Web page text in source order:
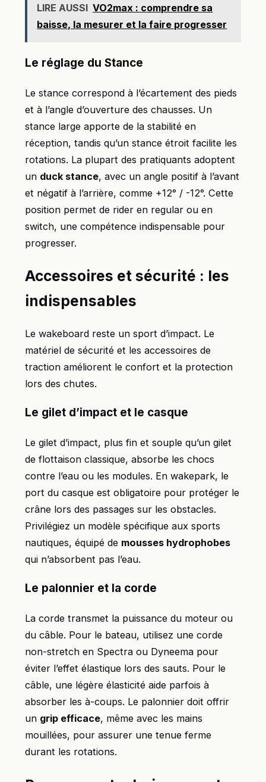
LIRE AUSSI VO2max : comprendre sa
baisse, la mesurer et la faire progresser
Le réglage du Stance
Le stance correspond à l’écartement des pieds
et à l’angle d’ouverture des chausses. Un
stance large apporte de la stabilité en
réception, tandis qu’un stance étroit facilite les
rotations. La plupart des pratiquants adoptent
un duck stance, avec un angle positif à l’avant
et négatif à l’arrière, comme +12° / -12°. Cette
position permet de rider en regular ou en
switch, une compétence indispensable pour
progresser.
Accessoires et sécurité : les
indispensables
Le wakeboard reste un sport d’impact. Le
matériel de sécurité et les accessoires de
traction améliorent le confort et la protection
lors des chutes.
Le gilet d’impact et le casque
Le gilet d’impact, plus fin et souple qu’un gilet
de flottaison classique, absorbe les chocs
contre l’eau ou les modules. En wakepark, le
port du casque est obligatoire pour protéger le
crâne lors des passages sur les obstacles.
Privilégiez un modèle spécifique aux sports
nautiques, équipé de mousses hydrophobes
qui n’absorbent pas l’eau.
Le palonnier et la corde
La corde transmet la puissance du moteur ou
du câble. Pour le bateau, utilisez une corde
non-stretch en Spectra ou Dyneema pour
éviter l’effet élastique lors des sauts. Pour le
câble, une légère élasticité aide parfois à
absorber les à-coups. Le palonnier doit offrir
un grip efficace, même avec les mains
mouillées, pour assurer une tenue ferme
durant les rotations.